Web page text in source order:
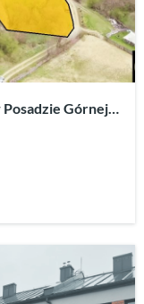
Posadzie Górnej-